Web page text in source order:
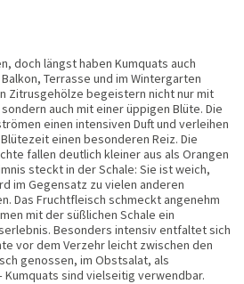
doch längst haben Kumquats auch
Terrasse und im Wintergarten
Zitrusgehölze begeistern nicht nur mit
auch mit einer üppigen Blüte. Die
einen intensiven Duft und verleihen
einen besonderen Reiz. Die
fallen deutlich kleiner aus als Orangen
steckt in der Schale: Sie ist weich,
im Gegensatz zu vielen anderen
Das Fruchtfleisch schmeckt angenehm
mit der süßlichen Schale ein
Besonders intensiv entfaltet sich
vor dem Verzehr leicht zwischen den
genossen, im Obstsalat, als
sind vielseitig verwendbar.